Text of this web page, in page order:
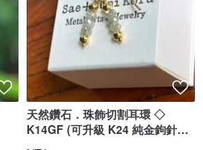
天然鑽石．珠飾切割耳環 ◇
K14GF (可升級 K24 純金鉤針耳